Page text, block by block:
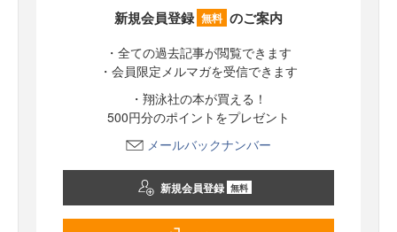
新規会員登録 無料 のご案内
・全ての過去記事が閲覧できます
・会員限定メルマガを受信できます
・翔泳社の本が買える！
500円分のポイントをプレゼント
メールバックナンバー
新規会員登録 無料